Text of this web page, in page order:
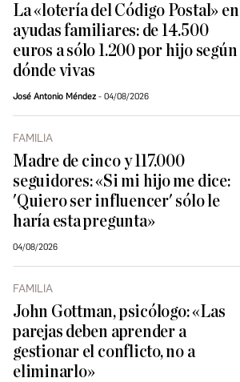
La «lotería del Código Postal» en
ayudas familiares: de 14.500
euros a sólo 1.200 por hijo según
dónde vivas
José Antonio Méndez 04/08/2026
FAMILIA
Madre de cinco y 117.000
seguidores: «Si mi hijo me dice:
'Quiero ser influencer' sólo le
haría esta pregunta»
04/08/2026
FAMILIA
John Gottman, psicólogo: «Las
parejas deben aprender a
gestionar el conflicto, no a
eliminarlo»